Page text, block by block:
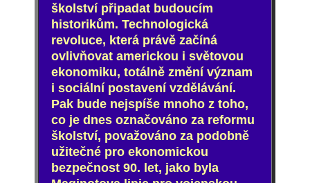
školství připadat budoucím
historikům. Technologická
revoluce, která právě začíná
ovlivňovat americkou i světovou
ekonomiku, totálně změní význam
i sociální postavení vzdělávání.
Pak bude nejspíše mnoho z toho,
co je dnes označováno za reformu
školství, považováno za podobně
užitečné pro ekonomickou
bezpečnost 90. let, jako byla